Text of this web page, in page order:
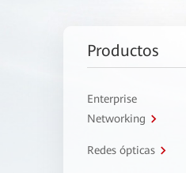
Productos
Enterprise
Networking
Redes ópticas